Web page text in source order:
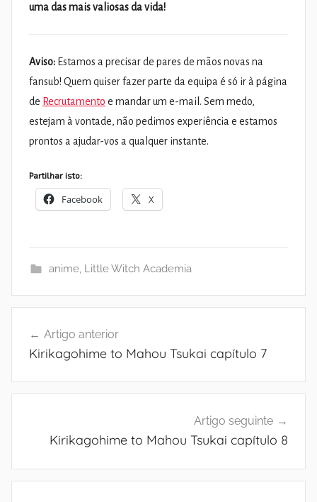
uma das mais valiosas da vida!
Aviso: Estamos a precisar de pares de mãos novas na
fansub! Quem quiser fazer parte da equipa é só ir à página
de Recrutamento e mandar um e-mail. Sem medo,
estejam à vontade, não pedimos experiência e estamos
prontos a ajudar-vos a qualquer instante.
Partilhar isto:
Facebook X
anime, Little Witch Academia
de
Artigo anterior
Kirikagohime to Mahou Tsukai capítulo 7
Artigo seguinte
Kirikagohime to Mahou Tsukai capítulo 8